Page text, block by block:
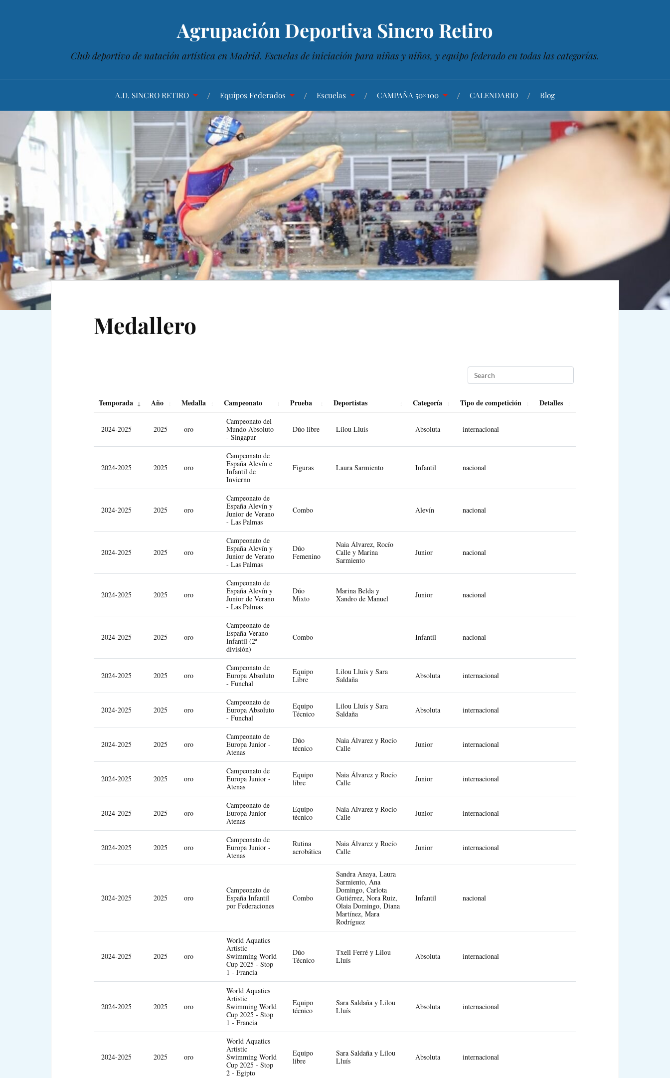
Agrupación Deportiva Sincro Retiro
Club deportivo de natación artística en Madrid. Escuelas de iniciación para niñas y niños, y equipo federado en todas las categorías.
A.D. SINCRO RETIRO Equipos Federados Escuelas CAMPAÑA 50×100 CALENDARIO Blog
Medallero
Temporada Año Medalla Campeonato Prueba Deportistas Categoría Tipo de competición Detalles
2024-2025 2025 oro
Campeonato del
Mundo Absoluto
- Singapur
Dúo libre Lilou Lluís Absoluta internacional
2024-2025 2025 oro
Campeonato de
España Alevín e
Infantil de
Invierno
Figuras Laura Sarmiento Infantil nacional
2024-2025 2025 oro
Campeonato de
España Alevín y
Junior de Verano
- Las Palmas
Combo Alevín nacional
2024-2025 2025 oro
Campeonato de
España Alevín y
Junior de Verano
- Las Palmas
Dúo
Femenino
Naia Álvarez, Rocío
Calle y Marina
Sarmiento
Junior nacional
2024-2025 2025 oro
Campeonato de
España Alevín y
Junior de Verano
- Las Palmas
Dúo
Mixto
Marina Belda y
Xandro de Manuel
Junior nacional
2024-2025 2025 oro
Campeonato de
España Verano
Infantil (2ª
división)
Combo Infantil nacional
2024-2025 2025 oro
Campeonato de
Europa Absoluto
- Funchal
Equipo
Libre
Lilou Lluís y Sara
Saldaña
Absoluta internacional
2024-2025 2025 oro
Campeonato de
Europa Absoluto
- Funchal
Equipo
Técnico
Lilou Lluís y Sara
Saldaña
Absoluta internacional
2024-2025 2025 oro
Campeonato de
Europa Junior -
Atenas
Dúo
técnico
Naia Álvarez y Rocío
Calle
Junior internacional
2024-2025 2025 oro
Campeonato de
Europa Junior -
Atenas
Equipo
libre
Naia Álvarez y Rocío
Calle
Junior internacional
2024-2025 2025 oro
Campeonato de
Europa Junior -
Atenas
Equipo
técnico
Naia Álvarez y Rocío
Calle
Junior internacional
2024-2025 2025 oro
Campeonato de
Europa Junior -
Atenas
Rutina
acrobática
Naia Álvarez y Rocío
Calle
Junior internacional
2024-2025 2025 oro
Campeonato de
España Infantil
por Federaciones
Combo
Sandra Anaya, Laura
Sarmiento, Ana
Domingo, Carlota
Gutiérrez, Nora Ruiz,
Olaia Domingo, Diana
Martínez, Mara
Rodríguez
Infantil nacional
2024-2025 2025 oro
World Aquatics
Artistic
Swimming World
Cup 2025 - Stop
1 - Francia
Dúo
Técnico
Txell Ferré y Lilou
Lluís
Absoluta internacional
2024-2025 2025 oro
World Aquatics
Artistic
Swimming World
Cup 2025 - Stop
1 - Francia
Equipo
técnico
Sara Saldaña y Lilou
Lluís
Absoluta internacional
2024-2025 2025 oro
World Aquatics
Artistic
Swimming World
Cup 2025 - Stop
2 - Egipto
Equipo
libre
Sara Saldaña y Lilou
Lluís
Absoluta internacional